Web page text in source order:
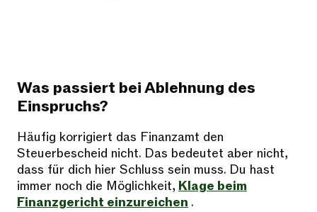
Was passiert bei Ablehnung des
Einspruchs?
Häufig korrigiert das Finanzamt den
Steuerbescheid nicht. Das bedeutet aber nicht,
dass für dich hier Schluss sein muss. Du hast
immer noch die Möglichkeit, Klage beim
Finanzgericht einzureichen .